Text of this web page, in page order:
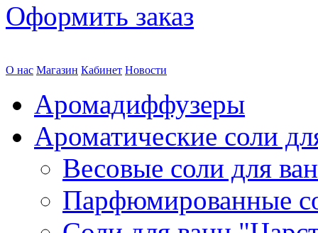
Оформить заказ
О нас Магазин Кабинет Новости
Аромадиффузеры
Ароматические соли
Весовые соли для
Парфюмированные